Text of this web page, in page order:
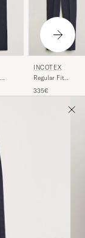
INCOTEX
Regular Fit
Navy
335€